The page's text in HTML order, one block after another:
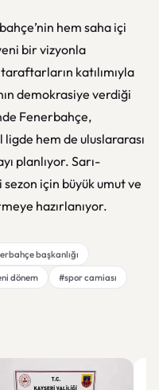
hem saha içi
bir vizyonla
katılımıyla
demokrasiye verdiği
Fenerbahçe,
ligde hem de uluslararası
planlıyor. Sarı-
için büyük umut ve
hazırlanıyor.
başkanlığı
dönem
#spor camiası